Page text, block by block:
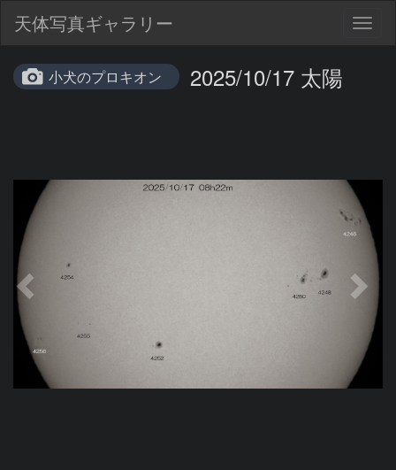
天体写真ギャラリー
小犬のプロキオン 2025/10/17 太陽